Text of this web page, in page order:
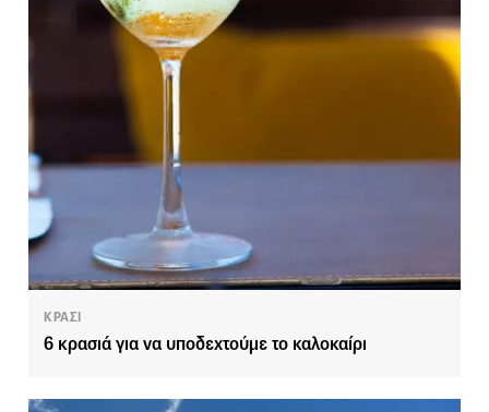
ΚΡΑΣΙ
6 κρασιά για να υποδεχτούμε το καλοκαίρι